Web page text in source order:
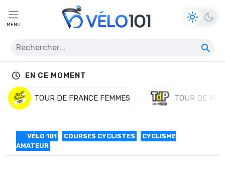
MENU
EN CE MOMENT
TOUR DE FRANCE FEMMES TOUR DE
VÉLO 101 COURSES CYCLISTES
CYCLISME
AMATEUR